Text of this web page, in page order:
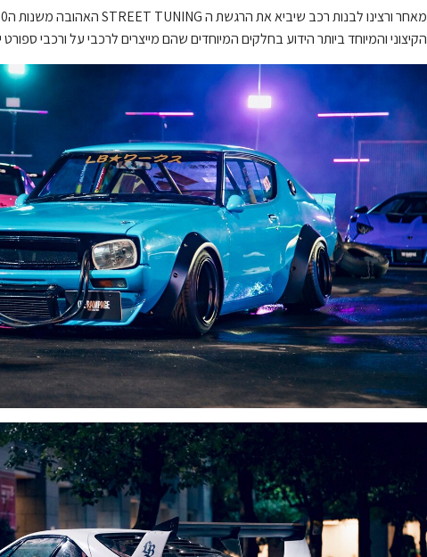
הקיצוני והמיוחד ביותר הידוע בחלקים המיוחדים שהם מייצרים לרכבי על ורכבי ספורט